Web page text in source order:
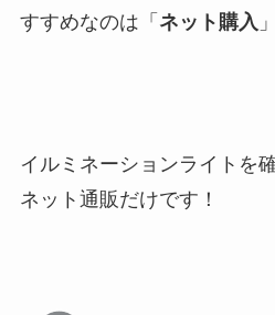
すすめなのは「 ネット購入
イルミネーションライトを
ネット通販だけです！